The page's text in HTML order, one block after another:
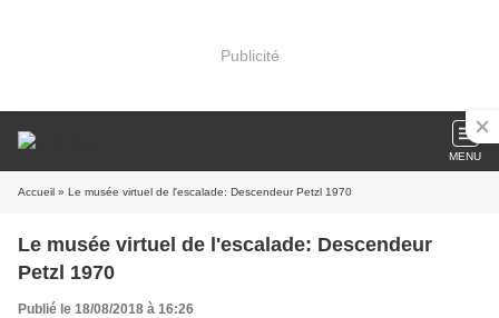
Publicité
MENU
Accueil » Le musée virtuel de l'escalade: Descendeur Petzl 1970
Le musée virtuel de l'escalade: Descendeur
Petzl 1970
Publié le 18/08/2018 à 16:26